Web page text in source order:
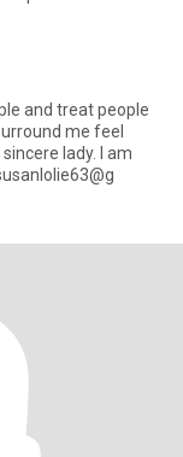
and treat people
me feel
lady. I am
and you will never feel bored with me... susanlolie63@g